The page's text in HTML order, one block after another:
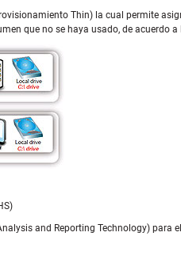
Thin) la cual permite
que no se haya usado, de acuerdo a
and Reporting Technology)